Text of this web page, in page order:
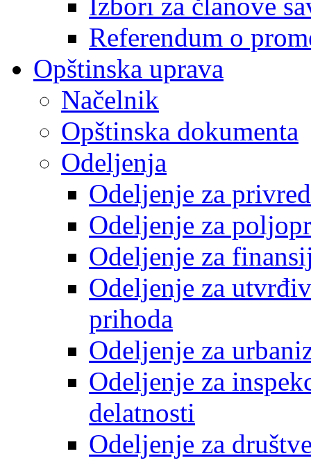
Referendum o
Opštinska uprava
Načelnik
Opštinska dokumenta
Odeljenja
Odeljenje za
Odeljenje za
Odeljenje za
Odeljenje za
prihoda
Odeljenje za
Odeljenje za
delatnosti
Odeljenje za